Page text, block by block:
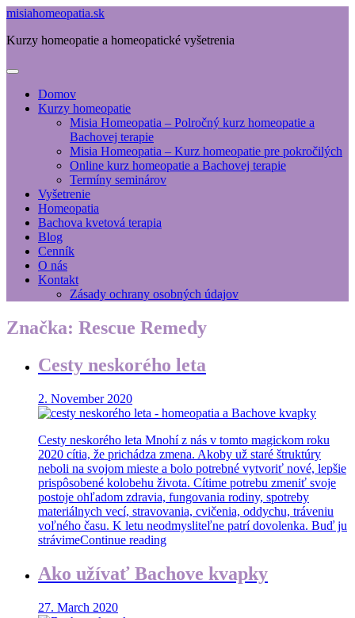
misiahomeopatia.sk
Kurzy homeopatie a homeopatické vyšetrenia
Domov
Kurzy homeopatie
Misia Homeopatia – Polročný kurz homeopatie a
Bachovej terapie
Misia Homeopatia – Kurz homeopatie pre pokročilých
Online kurz homeopatie a Bachovej terapie
Termíny seminárov
Vyšetrenie
Homeopatia
Bachova kvetová terapia
Blog
Cenník
O nás
Kontakt
Zásady ochrany osobných údajov
Značka: Rescue Remedy
Cesty neskorého leta
2. November 2020
Cesty neskorého leta Mnohí z nás v tomto magickom roku
2020 cítia, že prichádza zmena. Akoby už staré štruktúry
neboli na svojom mieste a bolo potrebné vytvoriť nové, lepšie
prispôsobené kolobehu života. Cítime potrebu zmeniť svoje
postoje ohľadom zdravia, fungovania rodiny, spotreby
materiálnych vecí, stravovania, cvičenia, oddychu, tráveniu
voľného času. K letu neodmysliteľne patrí dovolenka. Buď ju
strávimeContinue reading
Ako užívať Bachove kvapky
27. March 2020